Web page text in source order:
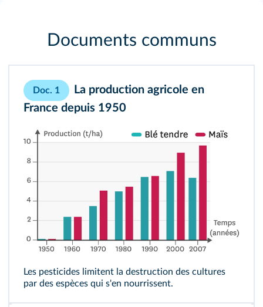
Documents communs
Doc. 1
La production agricole en
France depuis 1950
Les pesticides limitent la destruction des cultures
par des espèces qui s'en nourrissent.